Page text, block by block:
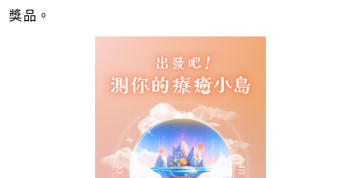
獎品。